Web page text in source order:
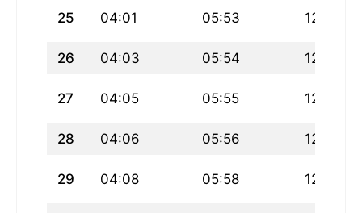
25 04:01 05:53 12:42
26 04:03 05:54 12:42
27 04:05 05:55 12:42
28 04:06 05:56 12:42
29 04:08 05:58 12:41